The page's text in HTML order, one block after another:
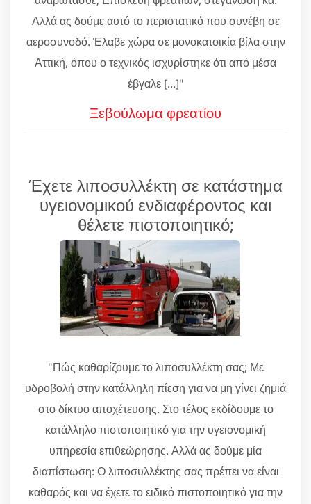
Αλλά ας δούμε αυτό το περιστατικό που συνέβη σε
αεροσυνοδό. Έλαβε χώρα σε μονοκατοικία βίλα στην
Αττική, όπου ο τεχνικός ισχυρίστηκε ότι από μέσα
έβγαλε [...]"
Ξεβούλωμα φρεατίου
Έχετε λιποσυλλέκτη σε κατάστημα
υγειονομικού ενδιαφέροντος και
θέλετε πιστοποιητικό;
"Πώς καθαρίζουμε το λιποσυλλέκτη σας; Με
υδροβολή στην κατάλληλη πίεση για να μη γίνει ζημιά
στο δίκτυο αποχέτευσης. Στο τέλος εκδίδουμε το
κατάλληλο πιστοποιητικό για την υγειονομική
υπηρεσία επιθεώρησης. Αλλά ας δούμε μία
διαπίστωση: Ο λιποσυλλέκτης σας πρέπει να είναι
καθαρός και να έχετε το ειδικό πιστοποιητικό για την